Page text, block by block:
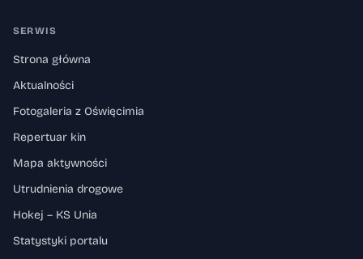
SERWIS
Strona główna
Aktualności
Fotogaleria z Oświęcimia
Repertuar kin
Mapa aktywności
Utrudnienia drogowe
Hokej – KS Unia
Statystyki portalu